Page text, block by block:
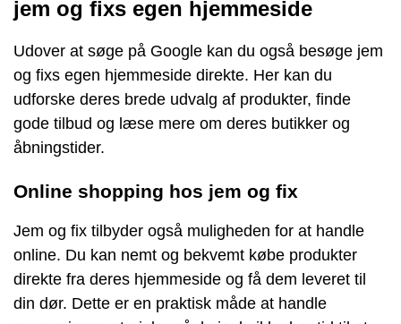
jem og fixs egen hjemmeside
Udover at søge på Google kan du også besøge jem
og fixs egen hjemmeside direkte. Her kan du
udforske deres brede udvalg af produkter, finde
gode tilbud og læse mere om deres butikker og
åbningstider.
Online shopping hos jem og fix
Jem og fix tilbyder også muligheden for at handle
online. Du kan nemt og bekvemt købe produkter
direkte fra deres hjemmeside og få dem leveret til
din dør. Dette er en praktisk måde at handle